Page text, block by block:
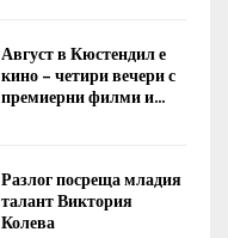
Август в Кюстендил е
кино – четири вечери с
премиерни филми и...
Разлог посреща младия
талант Виктория
Колева